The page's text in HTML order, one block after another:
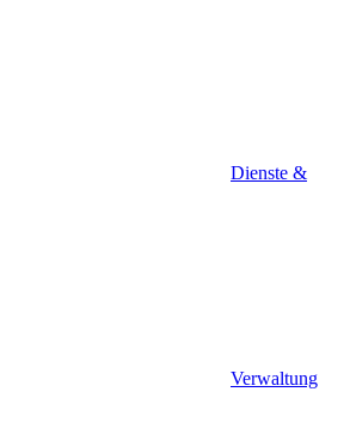
Dienste &
Verwaltung